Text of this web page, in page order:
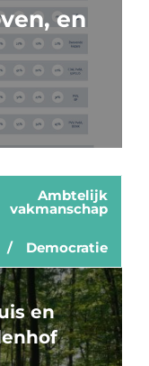
en
Ambtelijk
vakmanschap
Democratie
en